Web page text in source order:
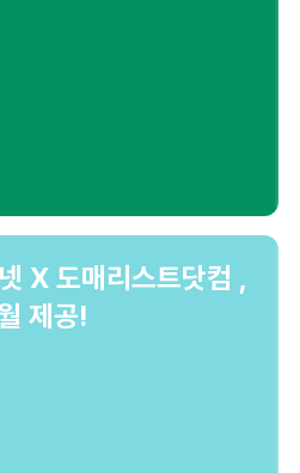
X 도매리스트닷컴 ,
제공!